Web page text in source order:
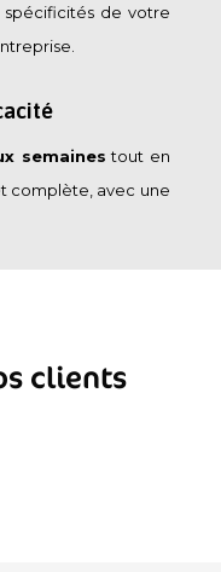
spécificités de votre
semaines tout en
complète, avec une
clients